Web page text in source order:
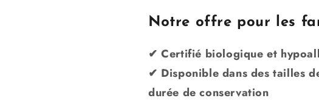
Notre offre pour les
✔ Certifié biologique et
✔ Disponible dans des tailles
durée de conservation